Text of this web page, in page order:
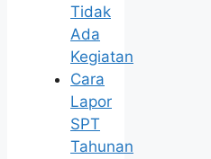
Tidak
Ada
Kegiatan
Cara
Lapor
SPT
Tahunan